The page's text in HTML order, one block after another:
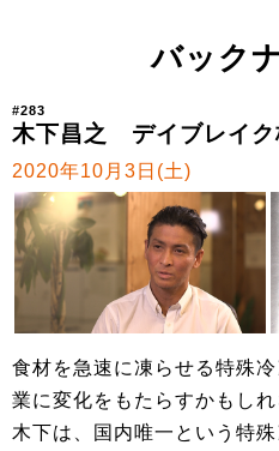
バック
#283
木下昌之 デイブレイ
2020年10月3日(土)
食材を急速に凍らせる特殊
業に変化をもたらすかもしれ
木下は、国内唯一という特